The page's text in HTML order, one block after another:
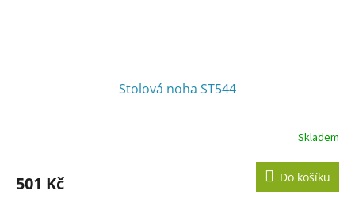
Stolová noha ST544
Skladem
501 Kč Do košíku